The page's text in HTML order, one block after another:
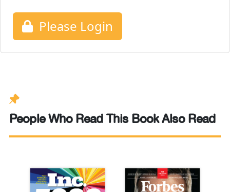
Please Login
People Who Read This Book Also Read